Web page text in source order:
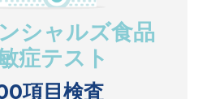
シャルズ食品
症テスト
項目検査